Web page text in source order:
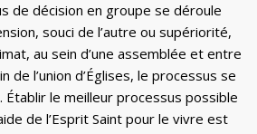
de décision en groupe se déroule
souci de l’autre ou supériorité,
au sein d’une assemblée et entre
de l’union d’Églises, le processus se
le meilleur processus possible
de l’Esprit Saint pour le vivre est